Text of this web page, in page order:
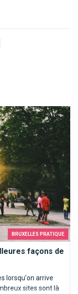
BRUXELLES PRATIQUE
façons de
lorsqu'on arrive
sites sont là
à Bruxelles